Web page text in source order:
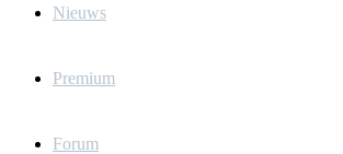
Nieuws
Premium
Forum